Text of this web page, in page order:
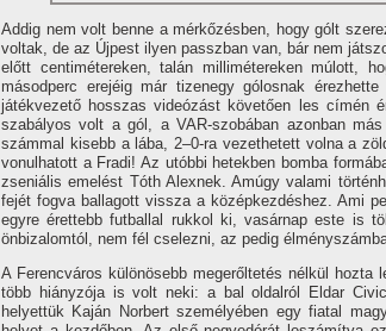
Addig nem volt benne a mérkőzésben, hogy gólt
voltak, de az Újpest ilyen passzban van, bár nem
előtt centimétereken, talán millimétereken múlott,
másodperc erejéig már tizenegy gólosnak
játékvezető hosszas videózást követően les címén
szabályos volt a gól, a VAR-szobában azonban
számmal kisebb a lába, 2–0-ra vezethetett volna a
vonulhatott a Fradi! Az utóbbi hetekben bomba
zseniális emelést Tóth Alexnek. Amúgy valami
fejét fogva ballagott vissza a középkezdéshez. Ami
egyre érettebb futballal rukkol ki, vasárnap este is
önbizalomtól, nem fél cselezni, az pedig
A Ferencváros különösebb megerőltetés nélkül
több hiányzója is volt neki: a bal oldalról Eldar
helyettük Kaján Norbert személyében egy fiatal